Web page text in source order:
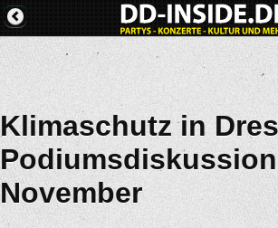
Klimaschutz in
November